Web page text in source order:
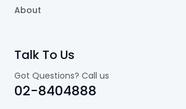
About
Talk To Us
Got Questions? Call us
02-8404888